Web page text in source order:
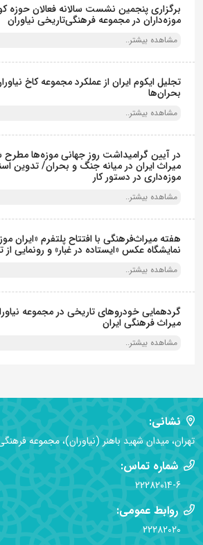
برگزاری پنجمین نشست سالانه فعالان حوزه
موزه‌داران در مجموعه فرهنگی‌تاریخی نیاوران
مشاهده بیشتر..
تجلیل ایکوم ایران از عملکرد مجموعه کاخ
بحران‌ها
مشاهده بیشتر..
در آیین گرامیداشت روز جهانی موزه‌ها مطرح
میراث ایران در میانه جنگ و بحران/ تدوین
موزه‌داری در دستور کار
مشاهده بیشتر..
هفته میراث‌فرهنگی با افتتاح پلتفرم «ایران
نمایشگاه عکس «ایستاده در غبار» و رونمایی از
مشاهده بیشتر..
گردهمایی خودروهای تاریخی در مجموعه
میراث فرهنگی ایران
مشاهده بیشتر..
نشانی:
تهران، میدان شهید باهنر (نیاوران)، مجموعه
شماره تماس:
22282014-6
روابط عمومی:
22282020